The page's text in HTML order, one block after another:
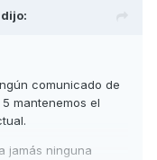
dijo:
comunicado de
mantenemos el
jamás ninguna